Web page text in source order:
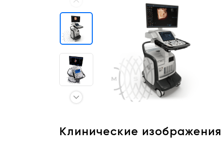
8 (800) 500-90-93
CN
Клинические изображения